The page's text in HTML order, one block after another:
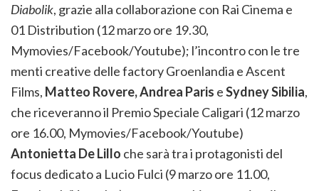
Diabolik, grazie alla collaborazione con Rai Cinema e
01 Distribution (12 marzo ore 19.30,
Mymovies/Facebook/Youtube); l’incontro con le tre
menti creative delle factory Groenlandia e Ascent
Films, Matteo Rovere, Andrea Paris eSydney Sibilia,
che riceveranno il Premio Speciale Caligari (12 marzo
ore 16.00, Mymovies/Facebook/Youtube)
Antonietta De Lillo che sarà tra i protagonisti del
focus dedicato a Lucio Fulci (9 marzo ore 11.00,